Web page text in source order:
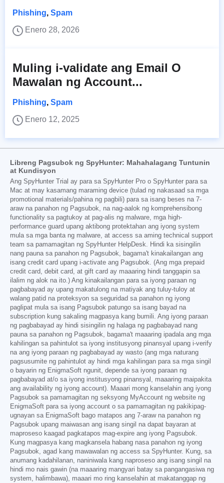
Phishing, Spam
Enero 28, 2026
Muling i-validate ang Email O
Mawalan ng Account...
Phishing, Spam
Enero 12, 2025
Libreng Pagsubok ng SpyHunter: Mahahalagang Tuntunin
at Kundisyon
Ang SpyHunter Trial ay para sa SpyHunter Pro o SpyHunter para sa
Mac at may kasamang maraming device (tulad ng nakasaad sa mga
promotional materials/pahina ng pagbili) para sa isang beses na 7-
araw na panahon ng Pagsubok, na nag-aalok ng komprehensibong
functionality sa pagtukoy at pag-alis ng malware, mga high-
performance guard upang aktibong protektahan ang iyong system
mula sa mga banta ng malware, at access sa aming technical support
team sa pamamagitan ng SpyHunter HelpDesk. Hindi ka sisingilin
nang pauna sa panahon ng Pagsubok, bagama't kinakailangan ang
isang credit card upang i-activate ang Pagsubok. (Ang mga prepaid
credit card, debit card, at gift card ay maaaring hindi tanggapin sa
ilalim ng alok na ito.) Ang kinakailangan para sa iyong paraan ng
pagbabayad ay upang makatulong na matiyak ang tuluy-tuloy at
walang patid na proteksyon sa seguridad sa panahon ng iyong
paglipat mula sa isang Pagsubok patungo sa isang bayad na
subscription kung sakaling magpasya kang bumili. Ang iyong paraan
ng pagbabayad ay hindi sisingilin ng halaga ng pagbabayad nang
pauna sa panahon ng Pagsubok, bagama't maaaring ipadala ang mga
kahilingan sa pahintulot sa iyong institusyong pinansyal upang i-verify
na ang iyong paraan ng pagbabayad ay wasto (ang mga naturang
pagsusumite ng pahintulot ay hindi mga kahilingan para sa mga singil
o bayarin ng EnigmaSoft ngunit, depende sa iyong paraan ng
pagbabayad at/o sa iyong institusyong pinansyal, maaaring maipakita
ang availability ng iyong account). Maaari mong kanselahin ang iyong
Pagsubok sa pamamagitan ng seksyong MyAccount ng website ng
EnigmaSoft para sa iyong account o sa pamamagitan ng pakikipag-
ugnayan sa EnigmaSoft bago matapos ang 7-araw na panahon ng
Pagsubok upang maiwasan ang isang singil na dapat bayaran at
maproseso kaagad pagkatapos mag-expire ang iyong Pagsubok.
Kung magpasya kang magkansela habang nasa panahon ng iyong
Pagsubok, agad kang mawawalan ng access sa SpyHunter. Kung, sa
anumang kadahilanan, naniniwala kang naproseso ang isang singil na
hindi mo nais gawin (na maaaring mangyari batay sa pangangasiwa ng
system, halimbawa), maaari mo ring kanselahin at makatanggap ng